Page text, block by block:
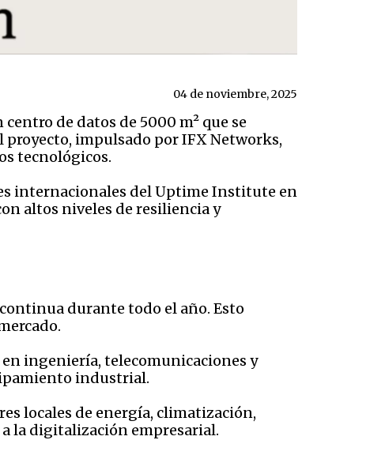
04 de noviembre, 2025
de datos de 5000 m² que se
impulsado por IFX Networks,
tecnológicos.
internacionales del Uptime Institute en
altos niveles de resiliencia y
durante todo el año. Esto
ingeniería, telecomunicaciones y
industrial.
locales de energía, climatización,
la digitalización empresarial.